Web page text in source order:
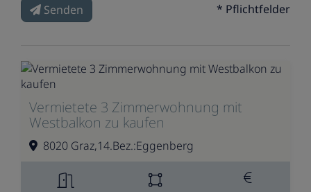
Senden
* Pflichtfelder
Vermietete 3 Zimmerwohnung mit
Westbalkon zu kaufen
8020 Graz,14.Bez.:Eggenberg